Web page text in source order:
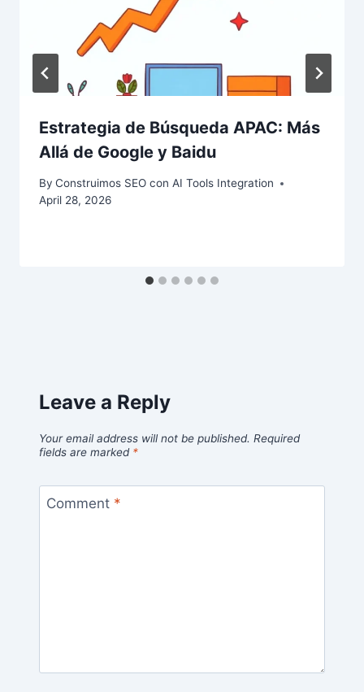
Estrategia de Búsqueda APAC: Más
Allá de Google y Baidu
By Construimos SEO con AI Tools Integration
April 28, 2026
Leave a Reply
Your email address will not be published. Required
fields are marked *
Comment *